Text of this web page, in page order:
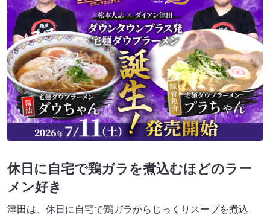
休日に自宅で鶏ガラを煮込むほどのラー
メン好き
津田は、休日に自宅で鶏ガラからじっくりスープを煮込